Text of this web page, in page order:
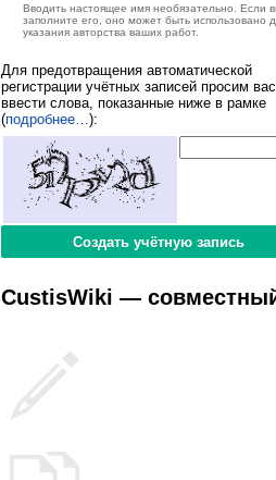
Вводить настоящее имя необязательно. Если
заполните его, оно может быть использовано
указания авторства ваших работ.
Для предотвращения автоматической
регистрации учётных записей просим вас
ввести слова, показанные ниже в рамке
(подробнее… ):
CustisWiki —